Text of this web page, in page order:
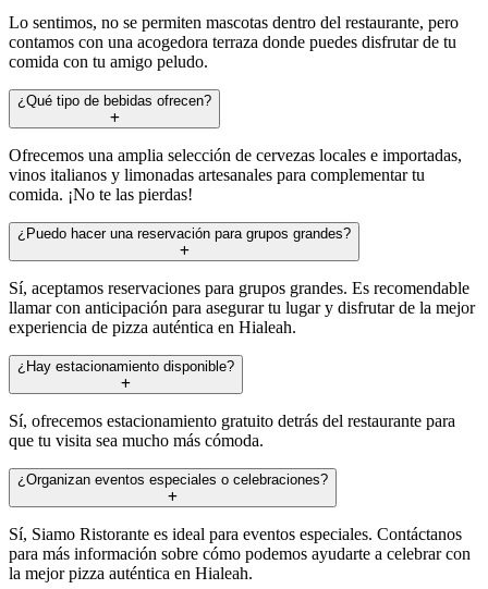
Lo sentimos, no se permiten mascotas dentro del restaurante, pero
contamos con una acogedora terraza donde puedes disfrutar de tu
comida con tu amigo peludo.
¿Qué tipo de bebidas ofrecen?
Ofrecemos una amplia selección de cervezas locales e importadas,
vinos italianos y limonadas artesanales para complementar tu
comida. ¡No te las pierdas!
¿Puedo hacer una reservación para grupos grandes?
Sí, aceptamos reservaciones para grupos grandes. Es recomendable
llamar con anticipación para asegurar tu lugar y disfrutar de la mejor
experiencia de pizza auténtica en Hialeah.
¿Hay estacionamiento disponible?
Sí, ofrecemos estacionamiento gratuito detrás del restaurante para
que tu visita sea mucho más cómoda.
¿Organizan eventos especiales o celebraciones?
Sí, Siamo Ristorante es ideal para eventos especiales. Contáctanos
para más información sobre cómo podemos ayudarte a celebrar con
la mejor pizza auténtica en Hialeah.